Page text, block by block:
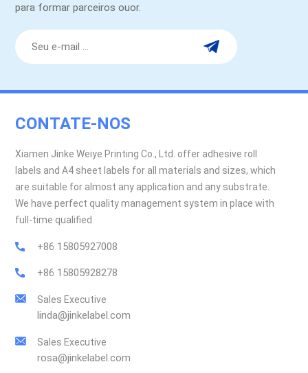
para formar parceiros ouor.
CONTATE-NOS
Xiamen Jinke Weiye Printing Co., Ltd. offer adhesive roll
labels and A4 sheet labels for all materials and sizes, which
are suitable for almost any application and any substrate.
We have perfect quality management system in place with
full-time qualified
+86 15805927008
+86 15805928278
Sales Executive
linda@jinkelabel.com
Sales Executive
rosa@jinkelabel.com